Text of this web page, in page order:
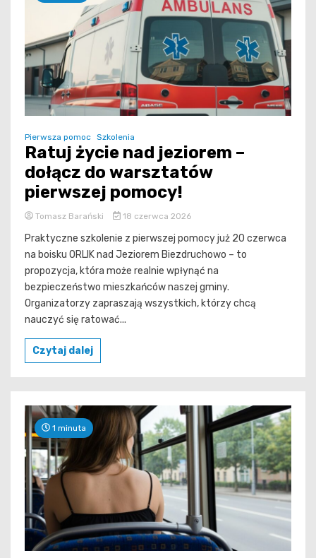
Pierwsza pomoc Szkolenia
Ratuj życie nad jeziorem –
dołącz do warsztatów
pierwszej pomocy!
Tomasz Barański 18 czerwca 2026
Praktyczne szkolenie z pierwszej pomocy już 20 czerwca
na boisku ORLIK nad Jeziorem Biezdruchowo – to
propozycja, która może realnie wpłynąć na
bezpieczeństwo mieszkańców naszej gminy.
Organizatorzy zapraszają wszystkich, którzy chcą
nauczyć się ratować...
Czytaj dalej
1 minuta